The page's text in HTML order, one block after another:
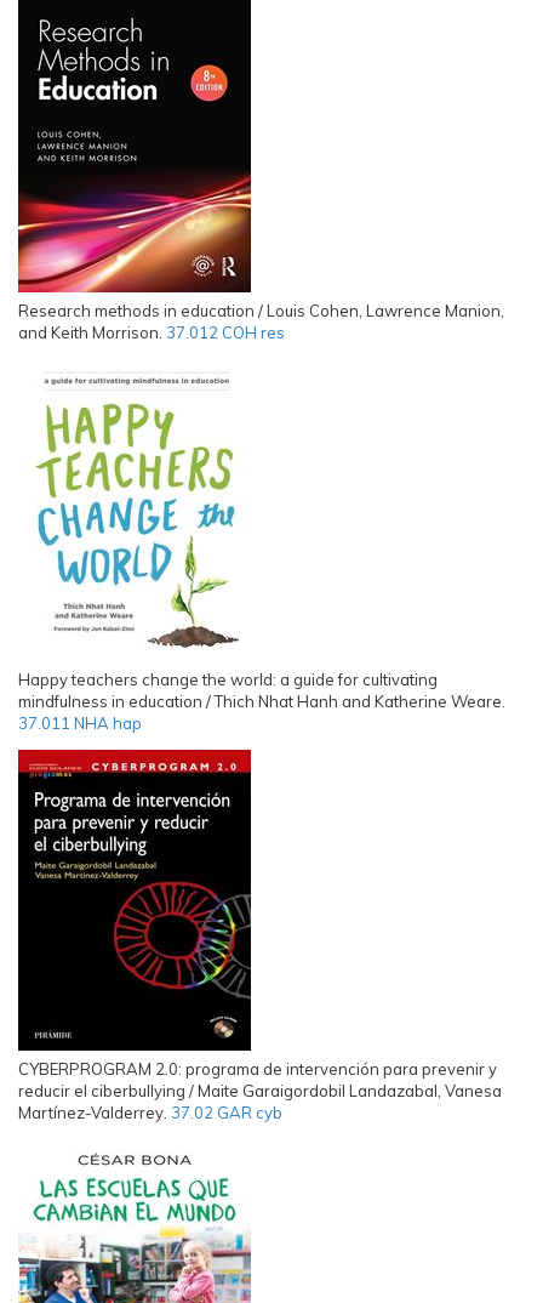
Research methods in education / Louis Cohen, Lawrence Manion,
and Keith Morrison. 37.012 COH res
Happy teachers change the world: a guide for cultivating
mindfulness in education / Thich Nhat Hanh and Katherine Weare.
37.011 NHA hap
CYBERPROGRAM 2.0: programa de intervención para prevenir y
reducir el ciberbullying / Maite Garaigordobil Landazabal, Vanesa
Martínez-Valderrey. 37.02 GAR cyb